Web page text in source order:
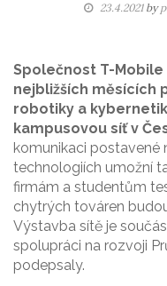
23.4.2021by
Společnost T-
nejbližších měsících
robotiky a
kampusovou síť v
komunikaci postavené
technologiích umožní
firmám a studentům
chytrých továren
Výstavba sítě je
spolupráci na rozvoji
podepsaly.